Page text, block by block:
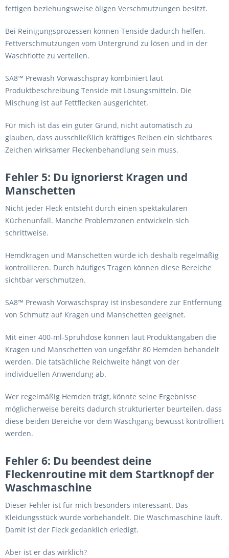
fettigen beziehungsweise öligen Verschmutzungen besitzt.
Bei Reinigungsprozessen können Tenside dadurch helfen,
Fettverschmutzungen vom Untergrund zu lösen und in der
Waschflotte zu verteilen.
SA8™ Prewash Vorwaschspray kombiniert laut
Produktbeschreibung Tenside mit Lösungsmitteln. Die
Mischung ist auf Fettflecken ausgerichtet.
Für mich ist das ein guter Grund, nicht automatisch zu
glauben, dass ausschließlich kräftiges Reiben ein sichtbares
Zeichen wirksamer Fleckenbehandlung sein muss.
Fehler 5: Du ignorierst Kragen und
Manschetten
Nicht jeder Fleck entsteht durch einen spektakulären
Küchenunfall. Manche Problemzonen entwickeln sich
schrittweise.
Hemdkragen und Manschetten würde ich deshalb regelmäßig
kontrollieren. Durch häufiges Tragen können diese Bereiche
sichtbar verschmutzen.
SA8™ Prewash Vorwaschspray ist insbesondere zur Entfernung
von Schmutz auf Kragen und Manschetten geeignet.
Mit einer 400-ml-Sprühdose können laut Produktangaben die
Kragen und Manschetten von ungefähr 80 Hemden behandelt
werden. Die tatsächliche Reichweite hängt von der
individuellen Anwendung ab.
Wer regelmäßig Hemden trägt, könnte seine Ergebnisse
möglicherweise bereits dadurch strukturierter beurteilen, dass
diese beiden Bereiche vor dem Waschgang bewusst kontrolliert
werden.
Fehler 6: Du beendest deine
Fleckenroutine mit dem Startknopf der
Waschmaschine
Dieser Fehler ist für mich besonders interessant. Das
Kleidungsstück wurde vorbehandelt. Die Waschmaschine läuft.
Damit ist der Fleck gedanklich erledigt.
Aber ist er das wirklich?